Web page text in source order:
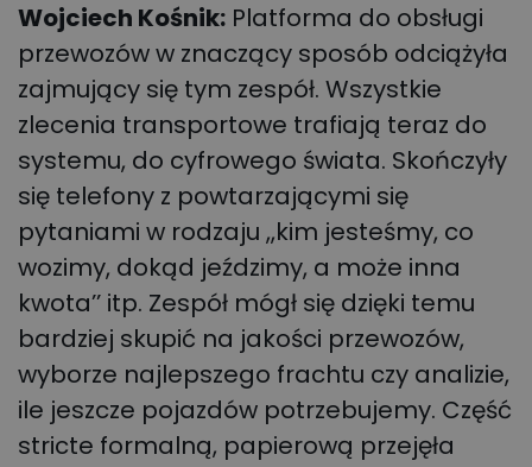
Wojciech Kośnik: Platforma do obsługi
przewozów w znaczący sposób odciążyła
zajmujący się tym zespół. Wszystkie
zlecenia transportowe trafiają teraz do
systemu, do cyfrowego świata. Skończyły
się telefony z powtarzającymi się
pytaniami w rodzaju ,,kim jesteśmy, co
wozimy, dokąd jeździmy, a może inna
kwota’’ itp. Zespół mógł się dzięki temu
bardziej skupić na jakości przewozów,
wyborze najlepszego frachtu czy analizie,
ile jeszcze pojazdów potrzebujemy. Część
stricte formalną, papierową przejęła